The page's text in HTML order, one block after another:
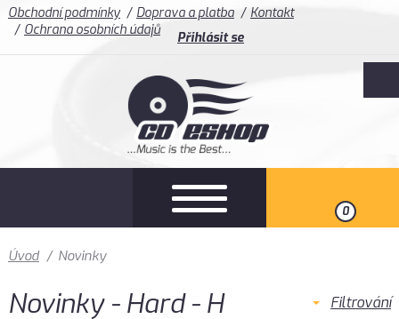
Obchodní podmínky Doprava a platba
Kontakt
Ochrana osobních údajů
Přihlásit se
0
Úvod / Novinky
Novinky - Hard - H Filtrování